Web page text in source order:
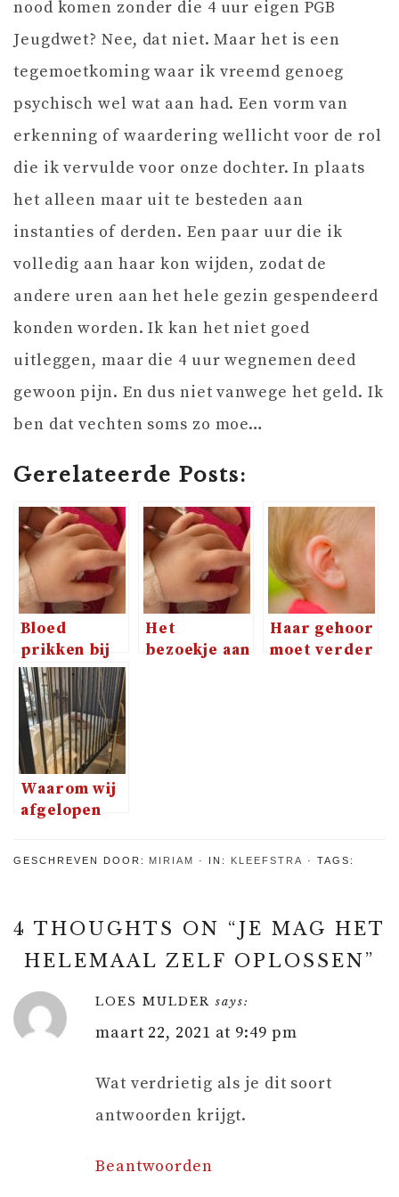
nood komen zonder die 4 uur eigen PGB
Jeugdwet? Nee, dat niet. Maar het is een
tegemoetkoming waar ik vreemd genoeg
psychisch wel wat aan had. Een vorm van
erkenning of waardering wellicht voor de rol
die ik vervulde voor onze dochter. In plaats
het alleen maar uit te besteden aan
instanties of derden. Een paar uur die ik
volledig aan haar kon wijden, zodat de
andere uren aan het hele gezin gespendeerd
konden worden. Ik kan het niet goed
uitleggen, maar die 4 uur wegnemen deed
gewoon pijn. En dus niet vanwege het geld. Ik
ben dat vechten soms zo moe…
Gerelateerde Posts:
Bloed
prikken bij
een baby?
Dat gaat niet
zomaar
Het
bezoekje aan
Haar gehoor
moet verder
Waarom wij
afgelopen
het
GESCHREVEN DOOR: MIRIAM IN: KLEEFSTRA TAGS:
4 THOUGHTS ON “ JE MAG HET
HELEMAAL ZELF OPLOSSEN”
LOES MULDER says:
maart 22, 2021 at 9:49 pm
Wat verdrietig als je dit soort
antwoorden krijgt.
Beantwoorden